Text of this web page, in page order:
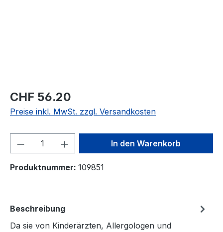
CHF 56.20
Preise inkl. MwSt. zzgl. Versandkosten
Produkt Anzahl: Gib denIn den Warenkorb
Produktnummer: 109851
Beschreibung
Da sie von Kinderärzten, Allergologen und